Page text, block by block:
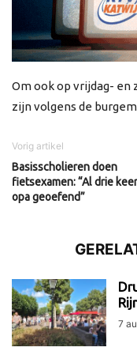
Om ook op vrijdag- en
zijn volgens de
Vorig artikel
Basisscholieren doen
fietsexamen: “Al drie
opa geoefend”
7